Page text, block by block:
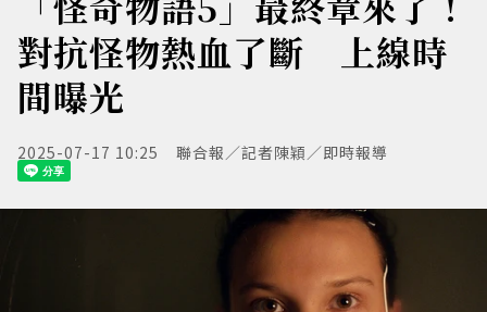
對抗怪物熱血了斷 上線時
間曝光
2025-07-17 10:25 聯合報／記者陳穎／即時報導